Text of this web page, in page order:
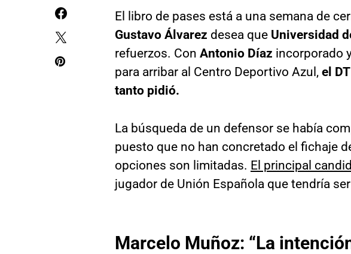
El libro de pases está a una semana de
Gustavo Álvarez desea que Universidad
refuerzos. Con Antonio Díaz incorporado
para arribar al Centro Deportivo Azul, el
tanto pidió.
La búsqueda de un defensor se había
puesto que no han concretado el fichaje
opciones son limitadas. El principal
jugador de Unión Española que tendría
Marcelo Muñoz: “La